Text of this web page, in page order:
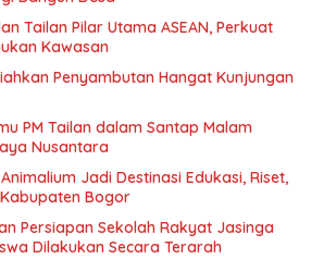
Tailan Pilar Utama ASEAN, Perkuat
Kawasan
Penyambutan Hangat Kunjungan
PM Tailan dalam Santap Malam
Nusantara
Jadi Destinasi Edukasi, Riset,
Bogor
Persiapan Sekolah Rakyat Jasinga
Dilakukan Secara Terarah